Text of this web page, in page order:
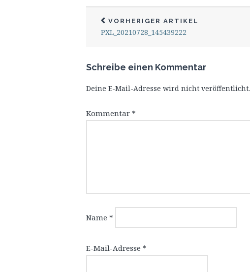
VORHERIGER ARTIKEL
PXL_20210728_145439222
Schreibe einen Kommentar
Deine E-Mail-Adresse wird nicht veröffentlicht.
Kommentar *
Name *
E-Mail-Adresse *